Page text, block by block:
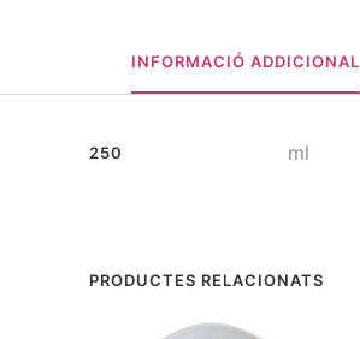
INFORMACIÓ ADDICIONAL
250 ml
PRODUCTES RELACIONATS